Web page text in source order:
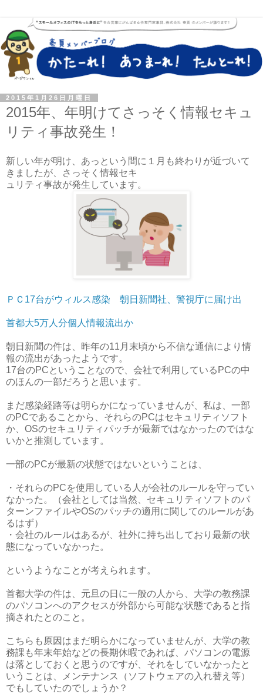
2015年1月26日月曜日
2015年、年明けてさっそく情報セキュ
リティ事故発生！
新しい年が明け、あっという間に１月も終わりが近づいて
きましたが、さっそく情報セキ
ュリティ事故が発生しています。
ＰＣ17台がウィルス感染 朝日新聞社、警視庁に届け出
首都大5万人分個人情報流出か
朝日新聞の件は、昨年の11月末頃から不信な通信により情
報の流出があったようです。
17台のPCということなので、会社で利用しているPCの中
のほんの一部だろうと思います。
まだ感染経路等は明らかになっていませんが、私は、一部
のPCであることから、それらのPCはセキュリティソフト
か、OSのセキュリティパッチが最新ではなかったのではな
いかと推測しています。
一部のPCが最新の状態ではないということは、
・それらのPCを使用している人が会社のルールを守ってい
なかった。（会社としては当然、セキュリティソフトのパ
ターンファイルやOSのパッチの適用に関してのルールがあ
るはず）
・会社のルールはあるが、社外に持ち出しており最新の状
態になっていなかった。
というようなことが考えられます。
首都大学の件は、元旦の日に一般の人から、大学の教務課
のパソコンへのアクセスが外部から可能な状態であると指
摘されたとのこと。
こちらも原因はまだ明らかになっていませんが、大学の教
務課も年末年始などの長期休暇であれば、パソコンの電源
は落としておくと思うのですが、それをしていなかったと
いうことは、メンテナンス（ソフトウェアの入れ替え等）
でもしていたのでしょうか？